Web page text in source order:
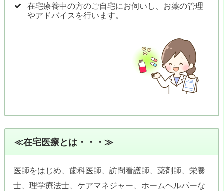
在宅療養中の方のご自宅にお伺いし、お薬の管理
やアドバイスを行います。
≪在宅医療とは・・・≫
医師をはじめ、歯科医師、訪問看護師、薬剤師、栄養
士、理学療法士、ケアマネジャー、ホームヘルパーな